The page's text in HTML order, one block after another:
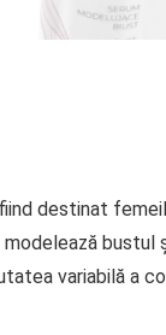
destinat
variabilă a